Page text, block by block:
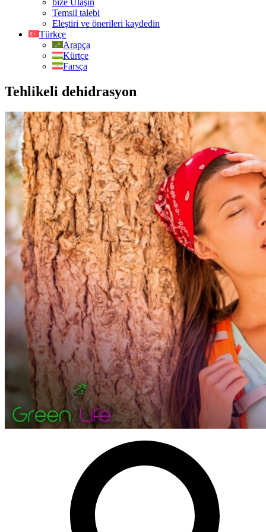
bize Ulaşın
Temsil talebi
Eleştiri ve önerileri kaydedin
Türkçe
Arapça
Kürtçe
Farsça
Tehlikeli dehidrasyon